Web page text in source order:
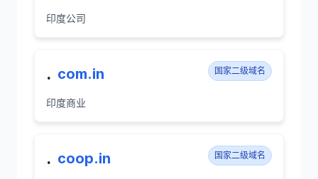
印度公司
. com.in 国家二级域名
印度商业
. coop.in 国家二级域名